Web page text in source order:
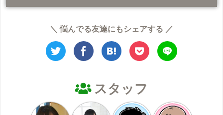
＼ 悩んでる友達にもシェアする ／
スタッフ